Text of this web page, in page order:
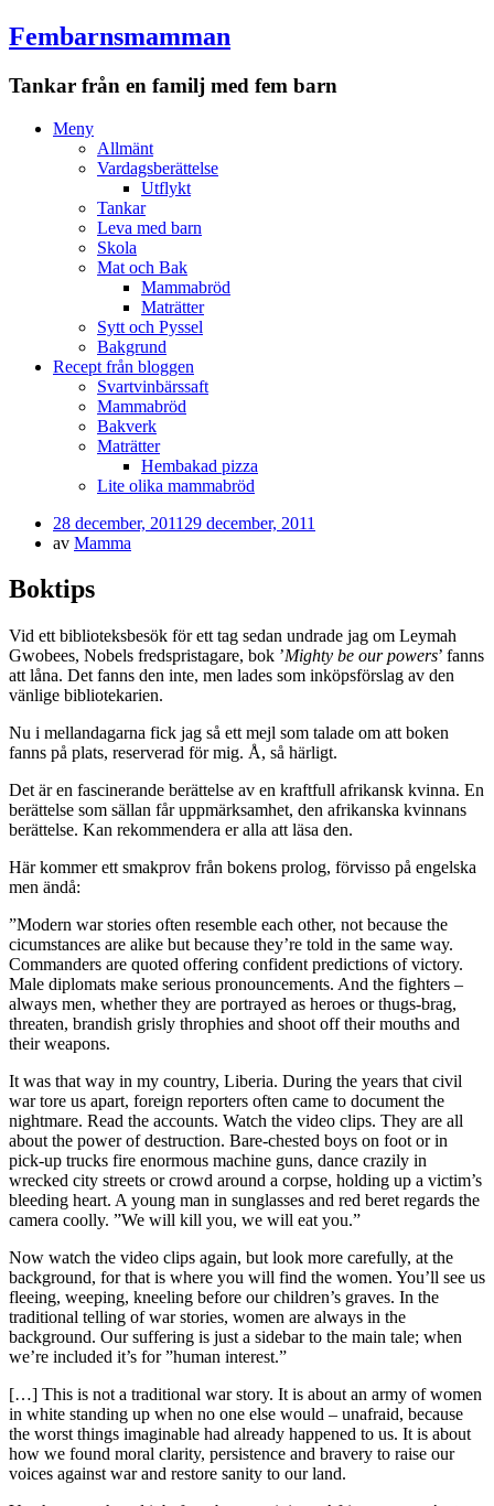
Fembarnsmamman
Tankar från en familj med fem barn
Meny
HoppaMeny
Allmänt
Vardagsberättelse
Utflykt
Tankar
Leva med barn
Skola
Mat och Bak
Mammabröd
Maträtter
Sytt och Pyssel
Bakgrund
Recept från bloggen
Svartvinbärssaft
Mammabröd
Bakverk
Maträtter
Hembakad pizza
Lite olika mammabröd
Publicerad
den
28 december, 2011 29 december, 2011
av Mamma
Boktips
Vid ett biblioteksbesök för ett tag sedan undrade jag om Leymah
Gwobees, Nobels fredspristagare, bok ’Mighty be our powers’ fanns
att låna. Det fanns den inte, men lades som inköpsförslag av den
vänlige bibliotekarien.
Nu i mellandagarna fick jag så ett mejl som talade om att boken
fanns på plats, reserverad för mig. Å, så härligt.
Det är en fascinerande berättelse av en kraftfull afrikansk kvinna. En
berättelse som sällan får uppmärksamhet, den afrikanska kvinnans
berättelse. Kan rekommendera er alla att läsa den.
Här kommer ett smakprov från bokens prolog, förvisso på engelska
men ändå:
”Modern war stories often resemble each other, not because the
cicumstances are alike but because they’re told in the same way.
Commanders are quoted offering confident predictions of victory.
Male diplomats make serious pronouncements. And the fighters –
always men, whether they are portrayed as heroes or thugs-brag,
threaten, brandish grisly throphies and shoot off their mouths and
their weapons.
It was that way in my country, Liberia. During the years that civil
war tore us apart, foreign reporters often came to document the
nightmare. Read the accounts. Watch the video clips. They are all
about the power of destruction. Bare-chested boys on foot or in
pick-up trucks fire enormous machine guns, dance crazily in
wrecked city streets or crowd around a corpse, holding up a victim’s
bleeding heart. A young man in sunglasses and red beret regards the
camera coolly. ”We will kill you, we will eat you.”
Now watch the video clips again, but look more carefully, at the
background, for that is where you will find the women. You’ll see us
fleeing, weeping, kneeling before our children’s graves. In the
traditional telling of war stories, women are always in the
background. Our suffering is just a sidebar to the main tale; when
we’re included it’s for ”human interest.”
[…] This is not a traditional war story. It is about an army of women
in white standing up when no one else would – unafraid, because
the worst things imaginable had already happened to us. It is about
how we found moral clarity, persistence and bravery to raise our
voices against war and restore sanity to our land.